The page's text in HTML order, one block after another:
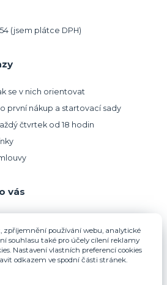
(jsem plátce DPH)
se v nich orientovat
první nákup a startovací sady
čtvrtek od 18 hodin
vás
zpříjemnění používání webu, analytické
souhlasu také pro účely cílení reklamy
Nastavení vlastních preferencí cookies
odkazem ve spodní části stránek.